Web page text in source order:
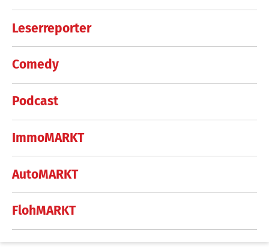
Leserreporter
Comedy
Podcast
ImmoMARKT
AutoMARKT
FlohMARKT